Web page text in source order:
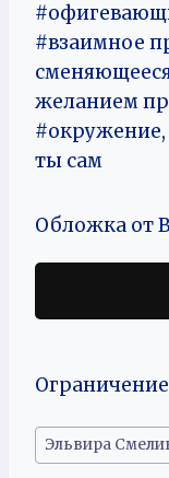
#взаимное
желанием
ты сам
Обложка от
Метки
записи:
Эльвира